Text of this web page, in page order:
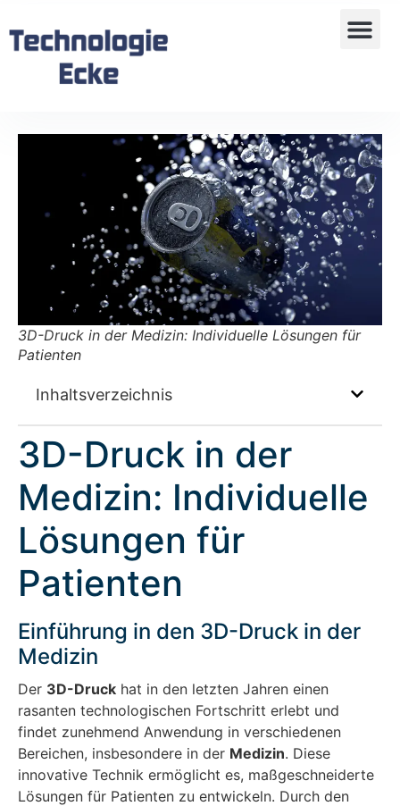
3D-Druck in der Medizin: Individuelle Lösungen für
Patienten
Inhaltsverzeichnis
3D-Druck in der
Medizin: Individuelle
Lösungen für
Patienten
Einführung in den 3D-Druck in der
Medizin
Der 3D-Druck hat in den letzten Jahren einen
rasanten technologischen Fortschritt erlebt und
findet zunehmend Anwendung in verschiedenen
Bereichen, insbesondere in der Medizin. Diese
innovative Technik ermöglicht es, maßgeschneiderte
Lösungen für Patienten zu entwickeln. Durch den